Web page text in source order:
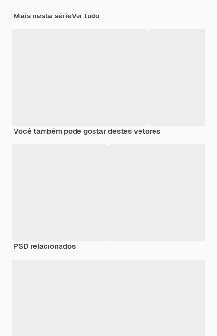
Mais nesta sérieVer tudo
Você também pode gostar destes vetores
PSD relacionados